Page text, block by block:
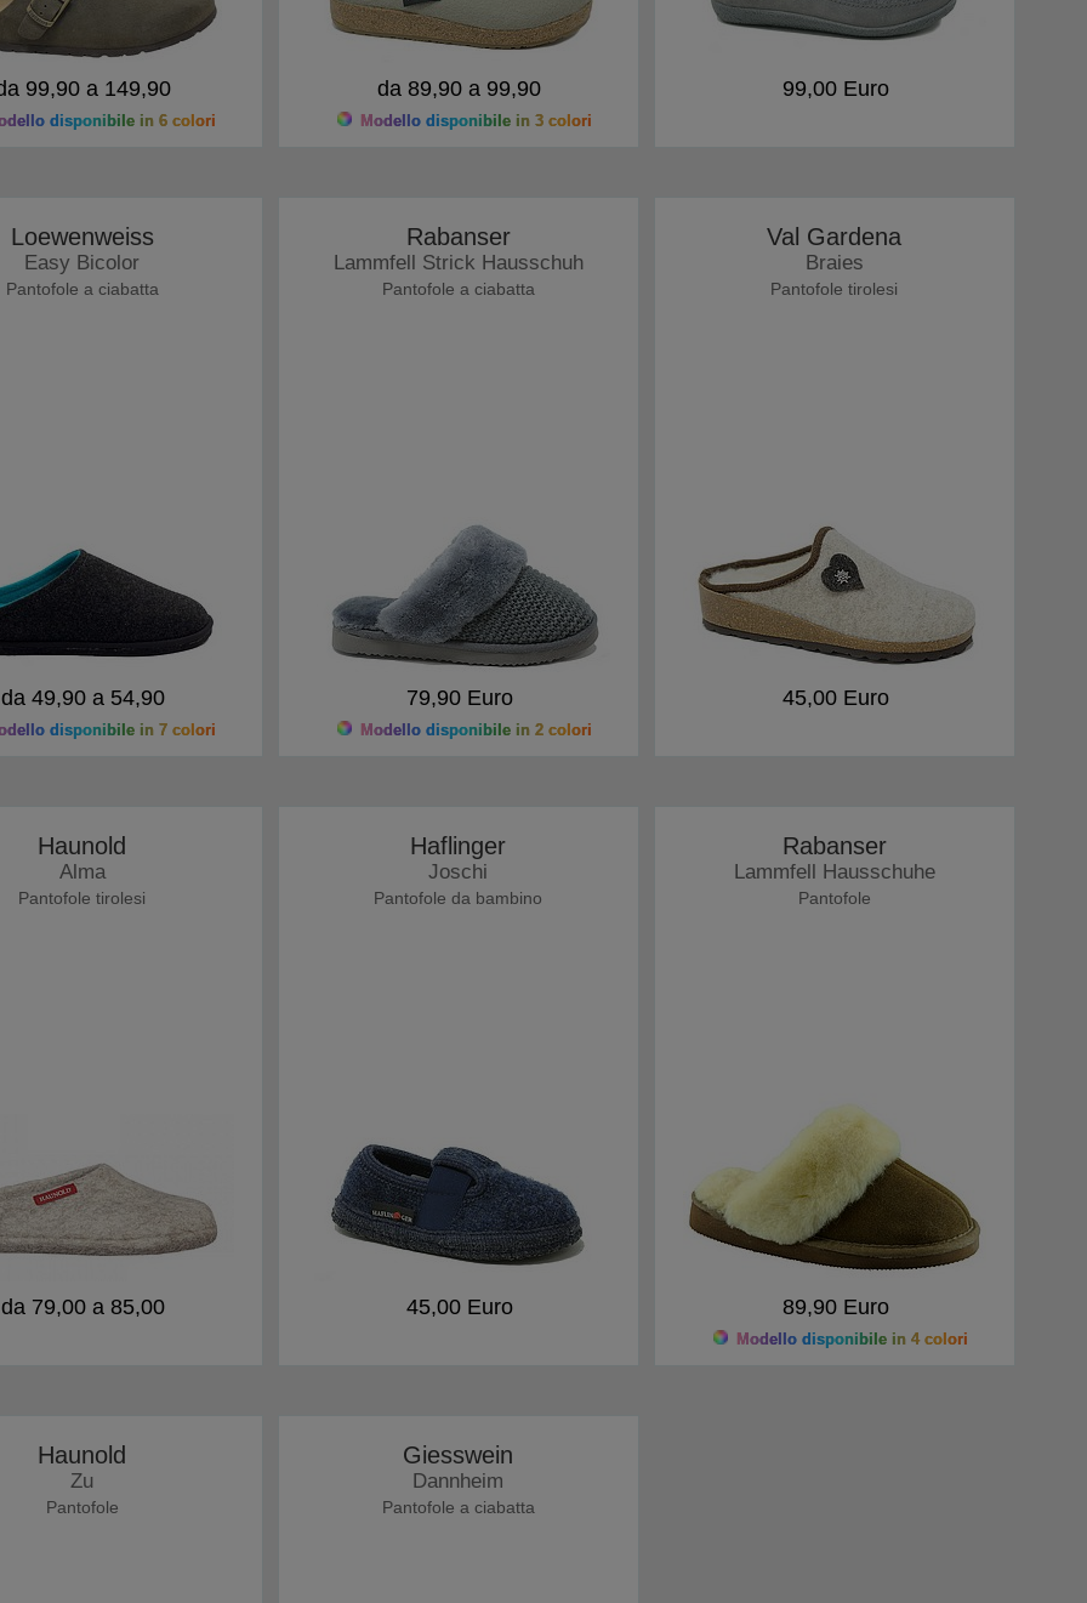
99,90 a 149,90
disponibile in 6 colori
da 89,90 a 99,90
Modello disponibile in 3 colori
99,00 Euro
Loewenweiss
Easy Bicolor
Pantofole a ciabatta
da 49,90 a 54,90
disponibile in 7 colori
Rabanser
Lammfell Strick Hausschuh
Pantofole a ciabatta
79,90 Euro
Modello disponibile in 2 colori
Val Gardena
Braies
Pantofole tirolesi
45,00 Euro
Haunold
Alma
Pantofole tirolesi
da 79,00 a 85,00
Haflinger
Joschi
Pantofole da bambino
45,00 Euro
Rabanser
Lammfell Hausschuhe
Pantofole
89,90 Euro
Modello disponibile in 4 colori
Haunold
Zu
Pantofole
Giesswein
Dannheim
Pantofole a ciabatta